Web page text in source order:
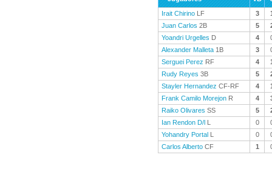
Irait Chirino LF 3
Juan Carlos 2B 5
Yoandri Urgelles D 4
Alexander Malleta 1B 3
Serguei Perez RF 4
Rudy Reyes 3B 5
Stayler Hernandez CF-RF 4
Frank Camilo Morejon R 4
Raiko Olivares SS 5
Ian Rendon D/l L 0
Yohandry Portal L 0
Carlos Alberto CF 1